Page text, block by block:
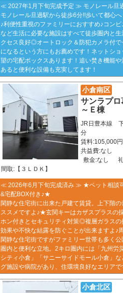
≪ 2027年1月下旬完成予定 ≫ モノレール旦
モノレール旦過駅から徒歩6分!!歩いて都心
♪利便性重視のファミリーにおすすめ♪コン
など生活に必要な施設はすべて徒歩圏内と
クセス良好◎オートロック＆防犯カメラ付
になるという方にもお薦めです！ネットシ
望の宅配ボックスあります！追い焚き機能
あると便利な設備も充実してます！
小倉南区
サンラプ
～Ｅ棟
JR日豊本線
分
賃料:105,000
共益費:なし
敷金:なし
間取:【３ＬＤＫ】
≪ 2026年6月下旬完成済み ≫ ★ペット相談
&宅配BOX付き♪★
閑静な住宅街に出来た戸建て賃貸。上下階
ススメですよ♪★玄関キーはカザスプラスの
ホン付きとセキュリティ対策◎複層ガラスの
効果や不快な結露を防ぐことが出来ますよ♪
閑静な住宅街ですがファミリー世帯も多く
圏内と便利な立地。2キロ圏内には「九州労
シティ小倉」「サニーサイドモール小倉」
グ施設や病院があり、住環境良好なエリアで
小倉北区